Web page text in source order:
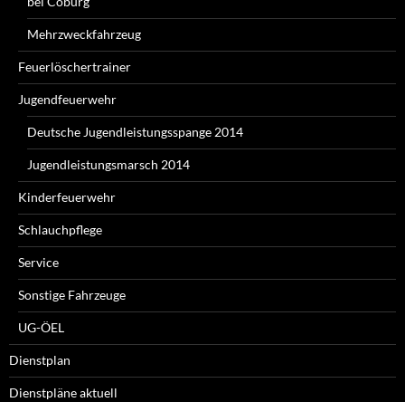
Mehrzweckfahrzeug
Feuerlöschertrainer
Jugendfeuerwehr
Deutsche Jugendleistungsspange 2014
Jugendleistungsmarsch 2014
Kinderfeuerwehr
Schlauchpflege
Service
Sonstige Fahrzeuge
UG-ÖEL
Dienstplan
Dienstpläne aktuell